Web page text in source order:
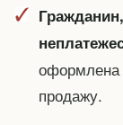
оформлена
продажу.